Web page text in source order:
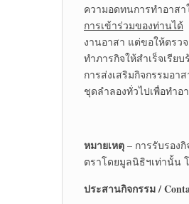
ความอดทนการทำอาส
การเข้าร่วมของท่านได้
งานอาสา แต่ขอให้ตรว
ทำภารกิจให้สำเร็จเรีย
การส่งเสริมกิจกรรมอ
ชุดลำลองทั่วไปเพื่อทำอ
หมายเหตุ – การรับรอง
ตราโดยมูลนิธิฯเท่านั้น
ประสานกิจกรรม/